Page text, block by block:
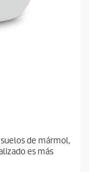
de mármol,
es más